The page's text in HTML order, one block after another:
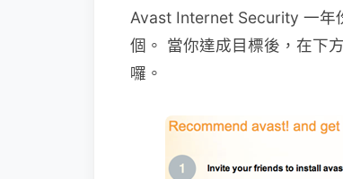
Avast Internet Security 一年
個。 當你達成目標後，在下
囉。